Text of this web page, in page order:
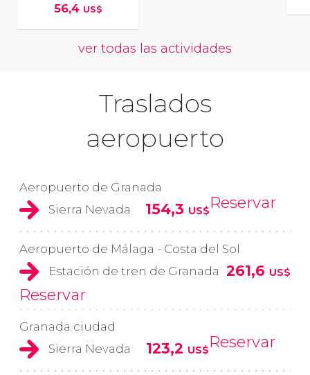
56,4 US$
ver todas las actividades
Traslados
aeropuerto
Aeropuerto de Granada
Sierra Nevada
154,3 US$Reservar
Aeropuerto de Málaga - Costa del Sol
Estación de tren de Granada 261,6 US$
Reservar
Granada ciudad
Sierra Nevada
123,2 US$Reservar